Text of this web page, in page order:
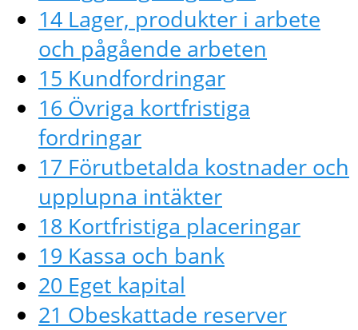
14 Lager, produkter i arbete
och pågående arbeten
15 Kundfordringar
16 Övriga kortfristiga
fordringar
17 Förutbetalda kostnader och
upplupna intäkter
18 Kortfristiga placeringar
19 Kassa och bank
20 Eget kapital
21 Obeskattade reserver